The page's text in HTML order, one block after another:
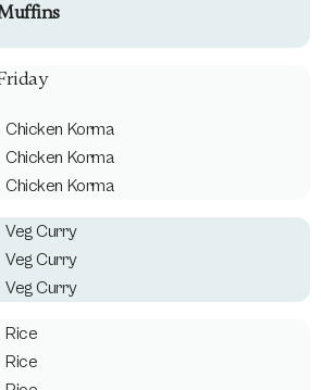
Chicken Korma
Chicken Korma
Chicken Korma
Veg Curry
Veg Curry
Veg Curry
Rice
Rice